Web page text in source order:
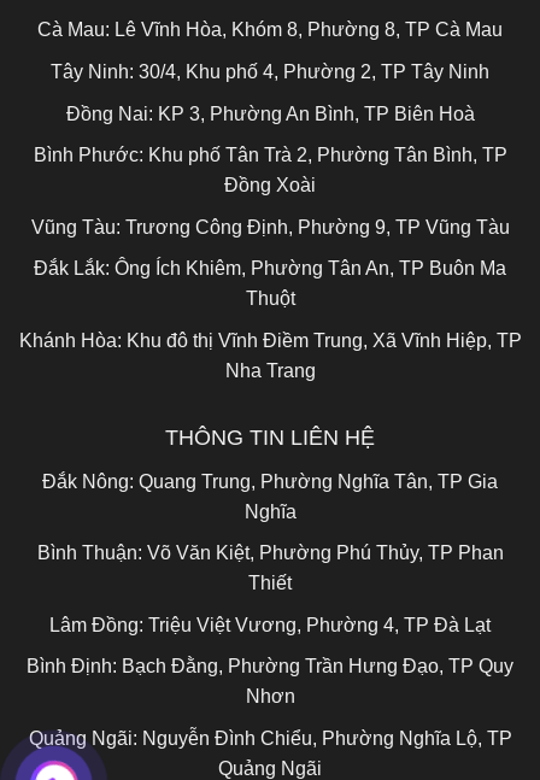
Cà Mau: Lê Vĩnh Hòa, Khóm 8, Phường 8, TP Cà Mau
Tây Ninh: 30/4, Khu phố 4, Phường 2, TP Tây Ninh
Đồng Nai: KP 3, Phường An Bình, TP Biên Hoà
Bình Phước: Khu phố Tân Trà 2, Phường Tân Bình, TP
Đồng Xoài
Vũng Tàu: Trương Công Định, Phường 9, TP Vũng Tàu
Đắk Lắk: Ông Ích Khiêm, Phường Tân An, TP Buôn Ma
Thuột
Khánh Hòa: Khu đô thị Vĩnh Điềm Trung, Xã Vĩnh Hiệp, TP
Nha Trang
THÔNG TIN LIÊN HỆ
Đắk Nông: Quang Trung, Phường Nghĩa Tân, TP Gia
Nghĩa
Bình Thuận: Võ Văn Kiệt, Phường Phú Thủy, TP Phan
Thiết
Lâm Đồng: Triệu Việt Vương, Phường 4, TP Đà Lạt
Bình Định: Bạch Đằng, Phường Trần Hưng Đạo, TP Quy
Nhơn
Quảng Ngãi: Nguyễn Đình Chiểu, Phường Nghĩa Lộ, TP
Quảng Ngãi